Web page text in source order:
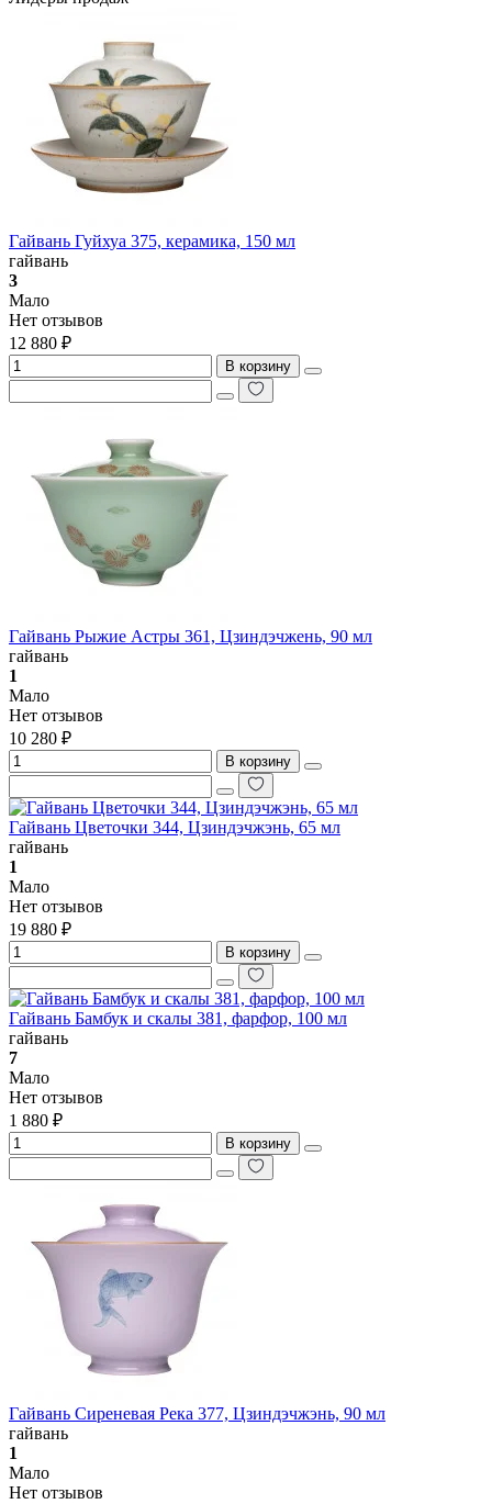
Гайвань Гуйхуа 375, керамика, 150 мл
гайвань
3
Мало
Нет отзывов
12 880 ₽
В корзину
Гайвань Рыжие Астры 361, Цзиндэчжень, 90 мл
гайвань
1
Мало
Нет отзывов
10 280 ₽
В корзину
Гайвань Цветочки 344, Цзиндэчжэнь, 65 мл
гайвань
1
Мало
Нет отзывов
19 880 ₽
В корзину
Гайвань Бамбук и скалы 381, фарфор, 100 мл
гайвань
7
Мало
Нет отзывов
1 880 ₽
В корзину
Гайвань Сиреневая Река 377, Цзиндэчжэнь, 90 мл
гайвань
1
Мало
Нет отзывов